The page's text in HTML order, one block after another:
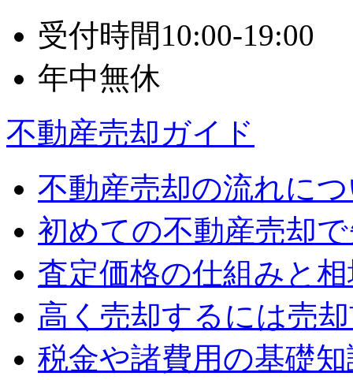
受付時間10:00-19:00
年中無休
不動産売却ガイド
不動産売却の流れに
初めての不動産売却
査定価格の仕組みと
高く売却するには売
税金や諸費用の基礎